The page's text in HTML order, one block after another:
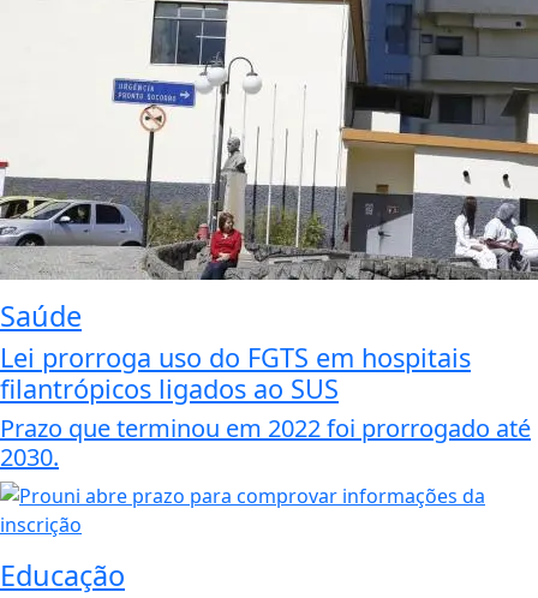
Saúde
Lei prorroga uso do FGTS em hospitais
filantrópicos ligados ao SUS
Prazo que terminou em 2022 foi prorrogado até
2030.
Educação